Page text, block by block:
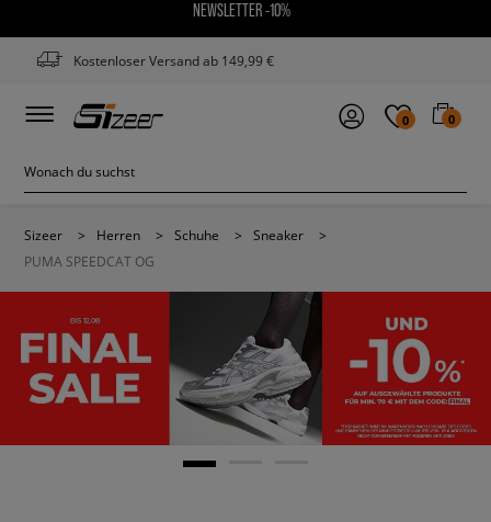
NEWSLETTER -10%
Kostenloser Versand ab 149,99 €
0 0
Sizeer > Herren > Schuhe > Sneaker
>
PUMA SPEEDCAT OG